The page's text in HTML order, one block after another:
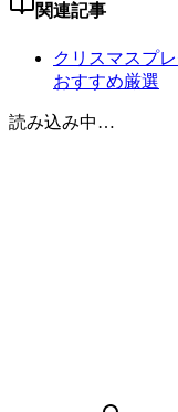
関連記事
クリスマスプ
おすすめ厳選
読み込み中…